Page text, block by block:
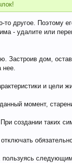
то другое. Поэтому
- удалите или
Застроив дом,
нее.
и цели
момент,
создании таких
пользуясь